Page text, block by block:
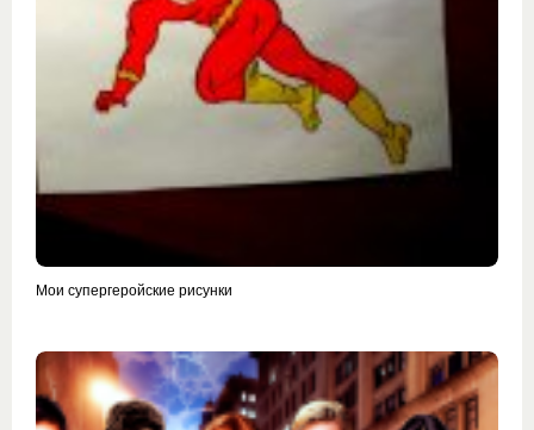
Мои супергеройские рисунки